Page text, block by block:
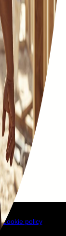
Cookie policy